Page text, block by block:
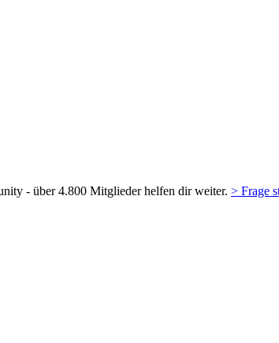
- über 4.800 Mitglieder helfen dir weiter. > Frage